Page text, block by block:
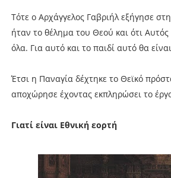
Τότε ο Αρχάγγελος Γαβριήλ εξήγησε
ήταν το θέλημα του Θεού και ότι Αυτός
όλα. Για αυτό και το παιδί αυτό θα
Έτσι η Παναγία δέχτηκε το Θεϊκό
αποχώρησε έχοντας εκπληρώσει το
Γιατί είναι Εθνική εορτή